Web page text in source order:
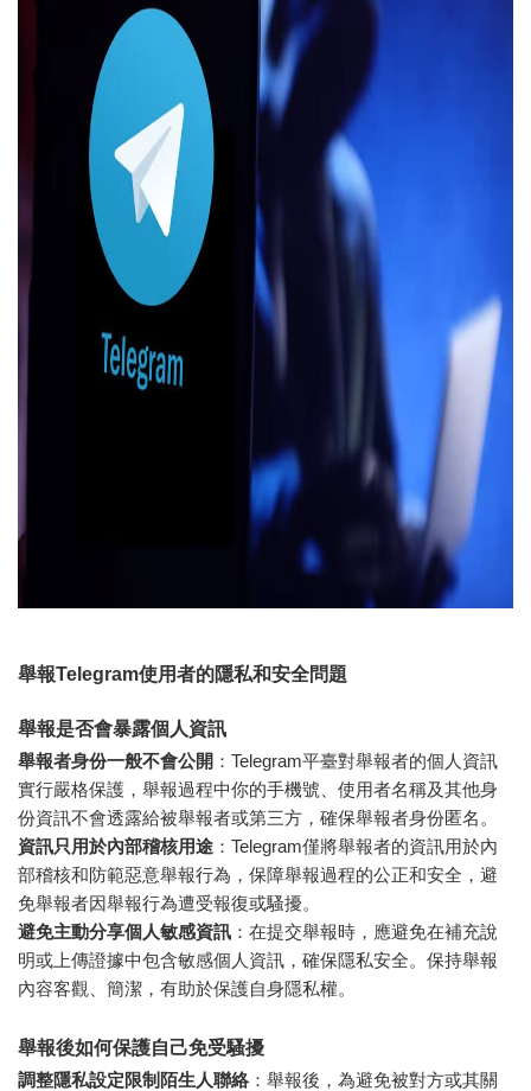
舉報Telegram使用者的隱私和安全問題
舉報是否會暴露個人資訊
舉報者身份一般不會公開 ：Telegram平臺對舉報者的個人資訊
實行嚴格保護，舉報過程中你的手機號、使用者名稱及其他身
份資訊不會透露給被舉報者或第三方，確保舉報者身份匿名。
資訊只用於內部稽核用途 ：Telegram僅將舉報者的資訊用於內
部稽核和防範惡意舉報行為，保障舉報過程的公正和安全，避
免舉報者因舉報行為遭受報復或騷擾。
避免主動分享個人敏感資訊 ：在提交舉報時，應避免在補充說
明或上傳證據中包含敏感個人資訊，確保隱私安全。保持舉報
內容客觀、簡潔，有助於保護自身隱私權。
舉報後如何保護自己免受騷擾
調整隱私設定限制陌生人聯絡：舉報後，為避免被對方或其關